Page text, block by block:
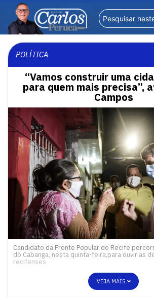
POLÍTICA
“Vamos construir uma
para quem mais precisa”,
Campos
Candidato da Frente Popular do Recife
do Cabanga, nesta quinta-feira,para ouvir as
recifenses
VEJA MAIS